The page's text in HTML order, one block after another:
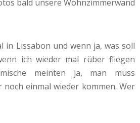
bald unsere Wohnzimmerwand
in Lissabon und wenn ja, was soll
ich wieder mal rüber fliegen
meinten ja, man muss
noch einmal wieder kommen. Wer